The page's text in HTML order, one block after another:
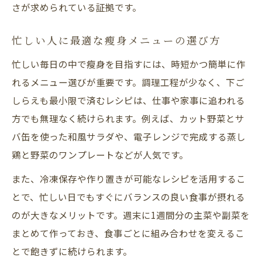
さが求められている証拠です。
忙しい人に最適な瘦身メニューの選び方
忙しい毎日の中で瘦身を目指すには、時短かつ簡単に作
れるメニュー選びが重要です。調理工程が少なく、下ご
しらえも最小限で済むレシピは、仕事や家事に追われる
方でも無理なく続けられます。例えば、カット野菜とサ
バ缶を使った和風サラダや、電子レンジで完成する蒸し
鶏と野菜のワンプレートなどが人気です。
また、冷凍保存や作り置きが可能なレシピを活用するこ
とで、忙しい日でもすぐにバランスの良い食事が摂れる
のが大きなメリットです。週末に1週間分の主菜や副菜を
まとめて作っておき、食事ごとに組み合わせを変えるこ
とで飽きずに続けられます。